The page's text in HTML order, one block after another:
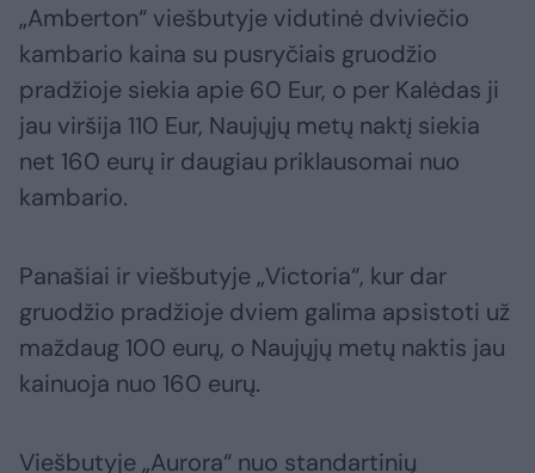
„Amberton“ viešbutyje vidutinė dviviečio
kambario kaina su pusryčiais gruodžio
pradžioje siekia apie 60 Eur, o per Kalėdas ji
jau viršija 110 Eur, Naujųjų metų naktį siekia
net 160 eurų ir daugiau priklausomai nuo
kambario.
Panašiai ir viešbutyje „Victoria“, kur dar
gruodžio pradžioje dviem galima apsistoti už
maždaug 100 eurų, o Naujųjų metų naktis jau
kainuoja nuo 160 eurų.
Viešbutyje „Aurora“ nuo standartinių